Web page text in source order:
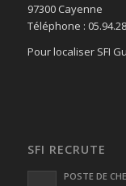
97300 Cayenne
Téléphone :
Pour localiser SFI
SFI RECRUTE
POSTE DE